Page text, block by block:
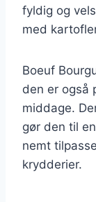
fyldig og
med
Boeuf
den er også
middage.
gør den til
nemt
krydderier.